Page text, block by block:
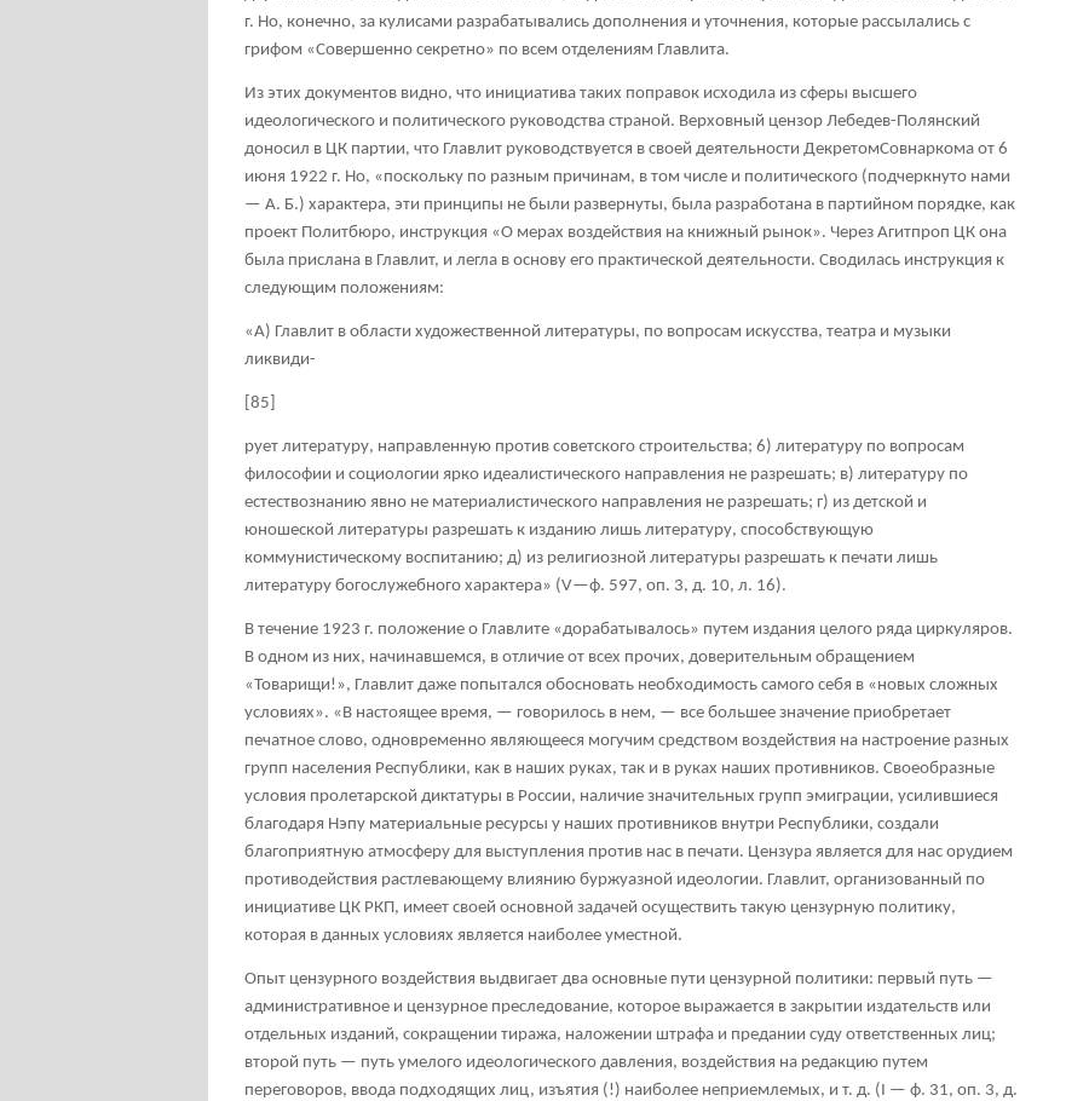
г. Но, конечно, за кулисами разрабатывались дополнения и уточнения, которые рассылались с
грифом «Совершенно секретно» по всем отделениям Главлита.
Из этих документов видно, что инициатива таких поправок исходила из сферы высшего
идеологического и политического руководства страной. Верховный цензор Лебедев-Полянский
доносил в ЦК партии, что Главлит руководствуется в своей деятельности ДекретомСовнаркома от 6
июня 1922 г. Но, «поскольку по разным причинам, в том числе и политического (подчеркнуто нами
— А. Б.) характера, эти принципы не были развернуты, была разработана в партийном порядке, как
проект Политбюро, инструкция «О мерах воздействия на книжный рынок». Через Агитпроп ЦК она
была прислана в Главлит, и легла в основу его практической деятельности. Сводилась инструкция к
следующим положениям:
«А) Главлит в области художественной литературы, по вопросам искусства, театра и музыки
ликвиди-
[85]
рует литературу, направленную против советского строительства; 6) литературу по вопросам
философии и социологии ярко идеалистического направления не разрешать; в) литературу по
естествознанию явно не материалистического направления не разрешать; г) из детской и
юношеской литературы разрешать к изданию лишь литературу, способствующую
коммунистическому воспитанию; д) из религиозной литературы разрешать к печати лишь
литературу богослужебного характера» (V—ф. 597, оп. 3, д. 10, л. 16).
В течение 1923 г. положение о Главлите «дорабатывалось» путем издания целого ряда циркуляров.
В одном из них, начинавшемся, в отличие от всех прочих, доверительным обращением
«Товарищи!», Главлит даже попытался обосновать необходимость самого себя в «новых сложных
условиях». «В настоящее время, — говорилось в нем, — все большее значение приобретает
печатное слово, одновременно являющееся могучим средством воздействия на настроение разных
групп населения Республики, как в наших руках, так и в руках наших противников. Своеобразные
условия пролетарской диктатуры в России, наличие значительных групп эмиграции, усилившиеся
благодаря Нэпу материальные ресурсы у наших противников внутри Республики, создали
благоприятную атмосферу для выступления против нас в печати. Цензура является для нас орудием
противодействия растлевающему влиянию буржуазной идеологии. Главлит, организованный по
инициативе ЦК РКП, имеет своей основной задачей осуществить такую цензурную политику,
которая в данных условиях является наиболее уместной.
Опыт цензурного воздействия выдвигает два основные пути цензурной политики: первый путь —
административное и цензурное преследование, которое выражается в закрытии издательств или
отдельных изданий, сокращении тиража, наложении штрафа и предании суду ответственных лиц;
второй путь — путь умелого идеологического давления, воздействия на редакцию путем
переговоров, ввода подходящих лиц, изъятия (!) наиболее неприемлемых, и т. д. (I — ф. 31, оп. 3, д.